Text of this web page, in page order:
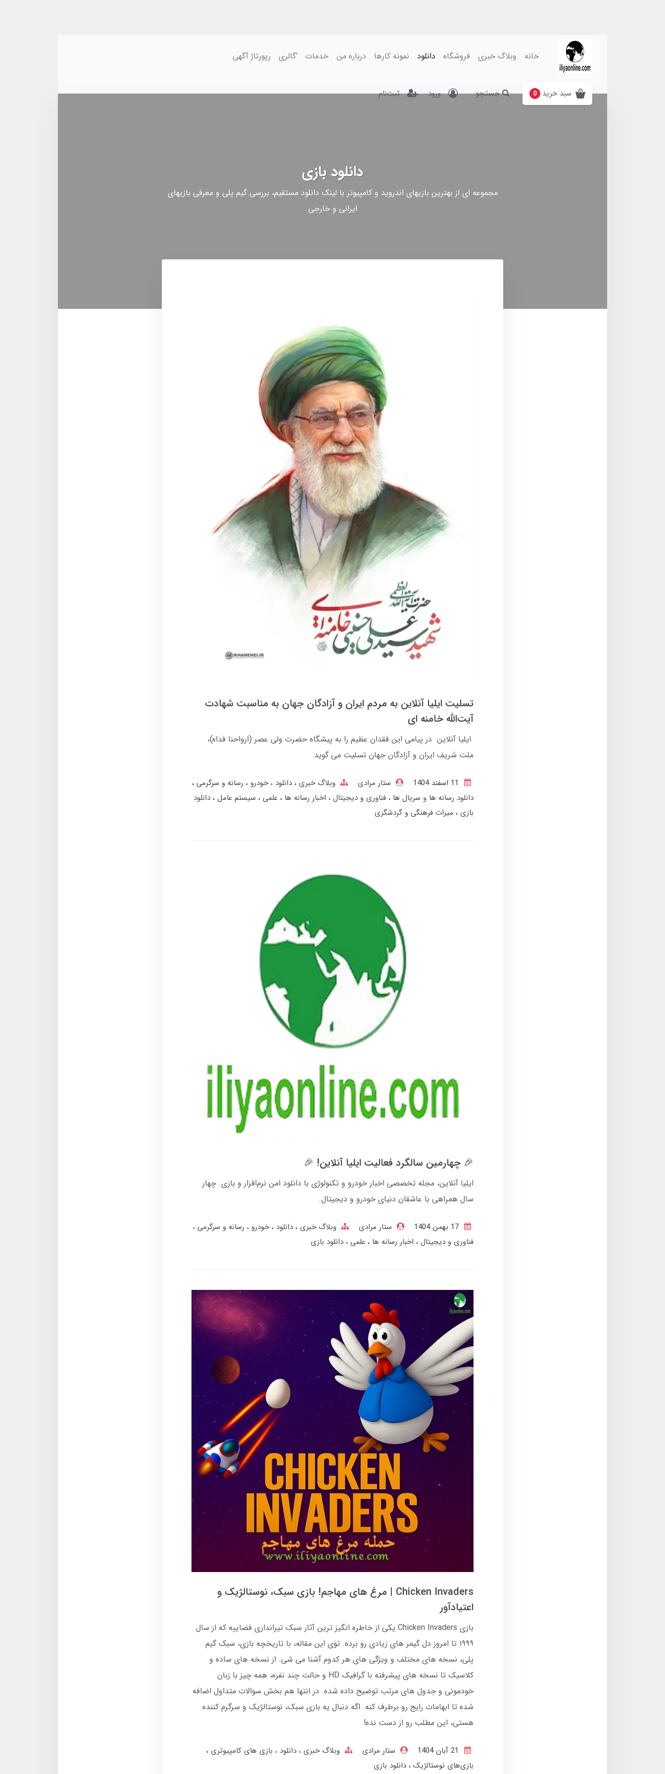
خانه وبلاگ خبری فروشگاه دانلود نمونه کارها درباره من خدمات 'گالری رپورتاژ آگهی
سبد خرید 0 جستجو ورود ثبت‌نام
دانلود بازی
مجموعه ای از بهترین بازیهای اندروید و کامپیوتر با لینک دانلود مستقیم، بررسی گیم پلی و معرفی بازیهای
ایرانی و خارجی
تسلیت ایلیا آنلاین به مردم ایران و آزادگان جهان به مناسبت شهادت
آیت‌الله خامنه ای
ایلیا آنلاین در پیامی این فقدان عظیم را به پیشگاه حضرت ولی عصر (ارواحنا فداه)،
ملت شریف ایران و آزادگان جهان تسلیت می گوید
ستار مرادی وبلاگ خبری دانلود خودرو
رسانه و سرگرمی
دانلود رسانه ها و سریال ها
فناوری و دیجیتال اخبار رسانه ها علمی سیستم عامل دانلود
بازی
میراث فرهنگی و گردشگری
🎉 چهارمین سالگرد فعالیت ایلیا آنلاین! 🎉
ایلیا آنلاین، مجله تخصصی اخبار خودرو و تکنولوژی با دانلود امن نرم‌افزار و بازی. چهار
سال همراهی با عاشقان دنیای خودرو و دیجیتال.
ستار مرادی وبلاگ خبری دانلود خودرو
رسانه و سرگرمی
فناوری و دیجیتال
اخبار رسانه ها علمی دانلود بازی
Chicken Invaders | مرغ‌ های مهاجم! بازی سبک، نوستالژیک و
اعتیادآور
بازی Chicken Invaders یکی از خاطره‌ انگیز ترین آثار سبک تیراندازی فضاییه که از سال
۱۹۹۹ تا امروز دل گیمر های زیادی رو برده. توی این مقاله، با تاریخچه بازی، سبک گیم‌
پلی، نسخه‌ های مختلف و ویژگی‌ های هر کدوم آشنا می‌ شی. از نسخه‌ های ساده و
کلاسیک تا نسخه‌ های پیشرفته با گرافیک HD و حالت چند نفره، همه چیز با زبان
خودمونی و جدول‌ های مرتب توضیح داده شده. در انتها هم بخش سوالات متداول اضافه
شده تا ابهامات رایج رو برطرف کنه. اگه دنبال یه بازی سبک، نوستالژیک و سرگرم‌ کننده
هستی، این مطلب رو از دست نده!
ستار مرادی وبلاگ خبری دانلود
بازی های کامپیوتری
بازی‌های نوستالژیک دانلود بازی